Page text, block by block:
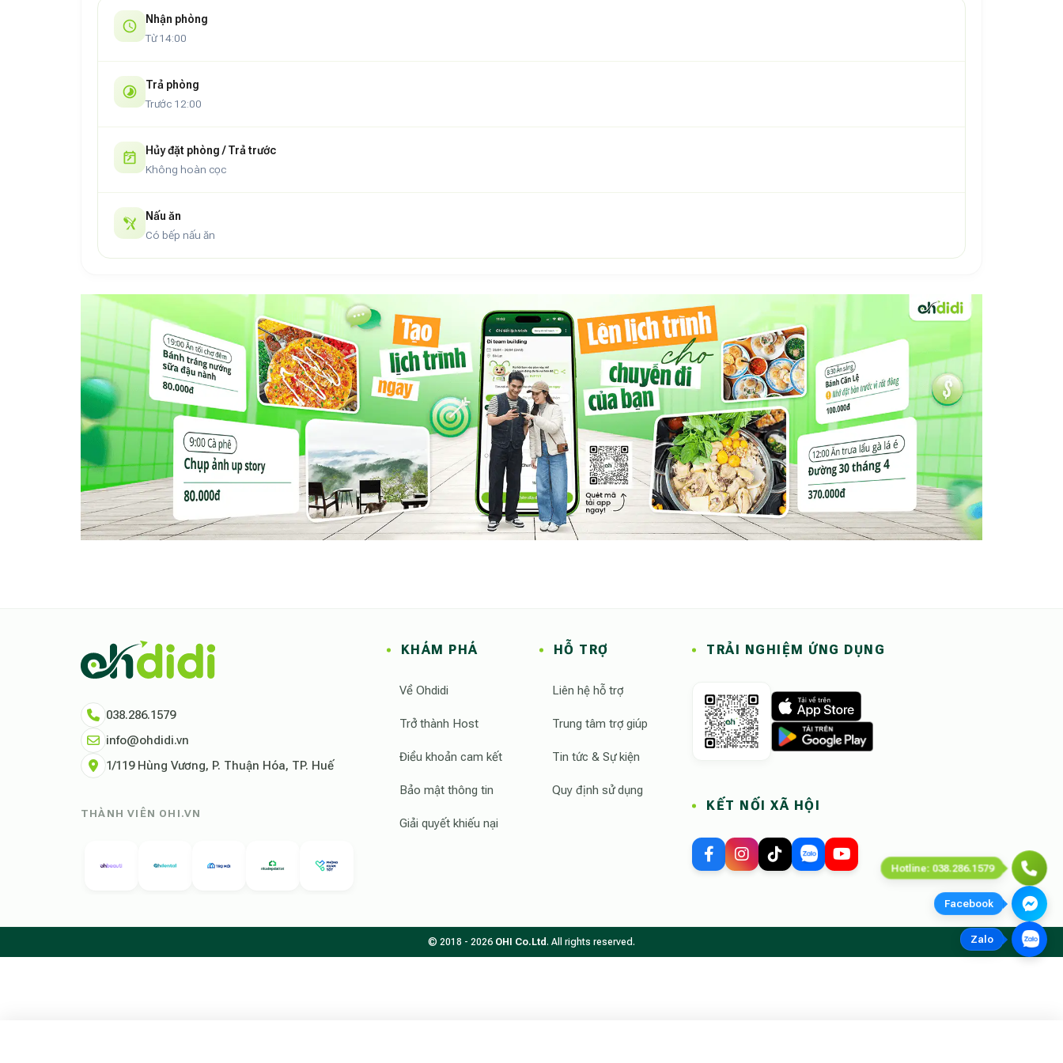
Nhận phòng
Từ 14:00
Trả phòng
Trước 12:00
Hủy đặt phòng / Trả trước
Không hoàn cọc
Nấu ăn
Có bếp nấu ăn
038.286.1579
info@ohdidi.vn
1/119 Hùng Vương, P. Thuận Hóa, TP. Huế
THÀNH VIÊN OHI.VN
KHÁM PHÁ
Về Ohdidi
Trở thành Host
Điều khoản cam kết
Bảo mật thông tin
Giải quyết khiếu nại
HỖ TRỢ
Liên hệ hỗ trợ
Trung tâm trợ giúp
Tin tức & Sự kiện
Quy định sử dụng
TRẢI NGHIỆM ỨNG DỤNG
KẾT NỐI XÃ HỘI
© 2018 - 2026 OHI Co.Ltd. All rights reserved.
Hotline: 038.286.1579
Facebook
Zalo